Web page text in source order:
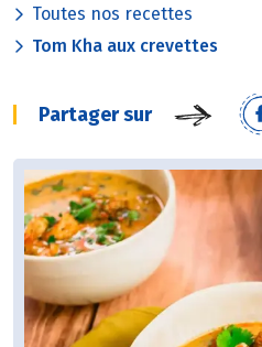
Toutes nos recettes
Tom Kha aux crevettes
Partager sur